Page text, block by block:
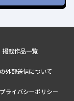
掲載作品一覧
外部送信について
プライバシーポリシー